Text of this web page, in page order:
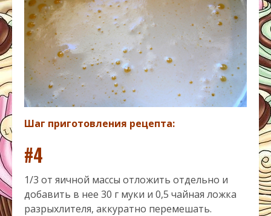
Шаг приготовления рецепта:
#4
1/3 от яичной массы отложить отдельно и
добавить в нее 30 г муки и 0,5 чайная ложка
разрыхлителя, аккуратно перемешать.